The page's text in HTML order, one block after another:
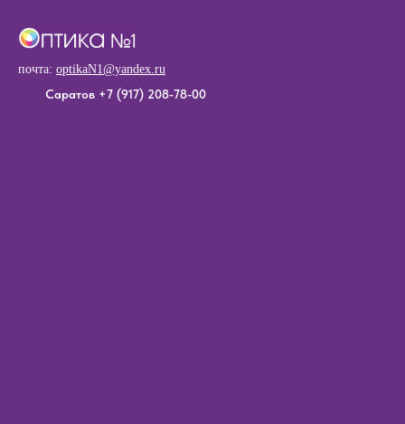
почта: optikaN1@yandex.ru
Саратов +7 (917) 208-78-00